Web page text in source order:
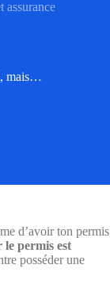
assurance
mais…
d’avoir ton permis
le permis est
posséder une